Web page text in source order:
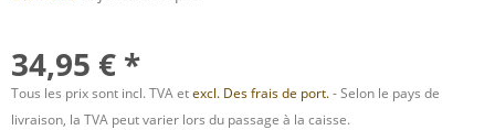
34,95 € *
Tous les prix sont incl. TVA etexcl. Des frais de port.- Selon le pays de
livraison, la TVA peut varier lors du passage à la caisse.